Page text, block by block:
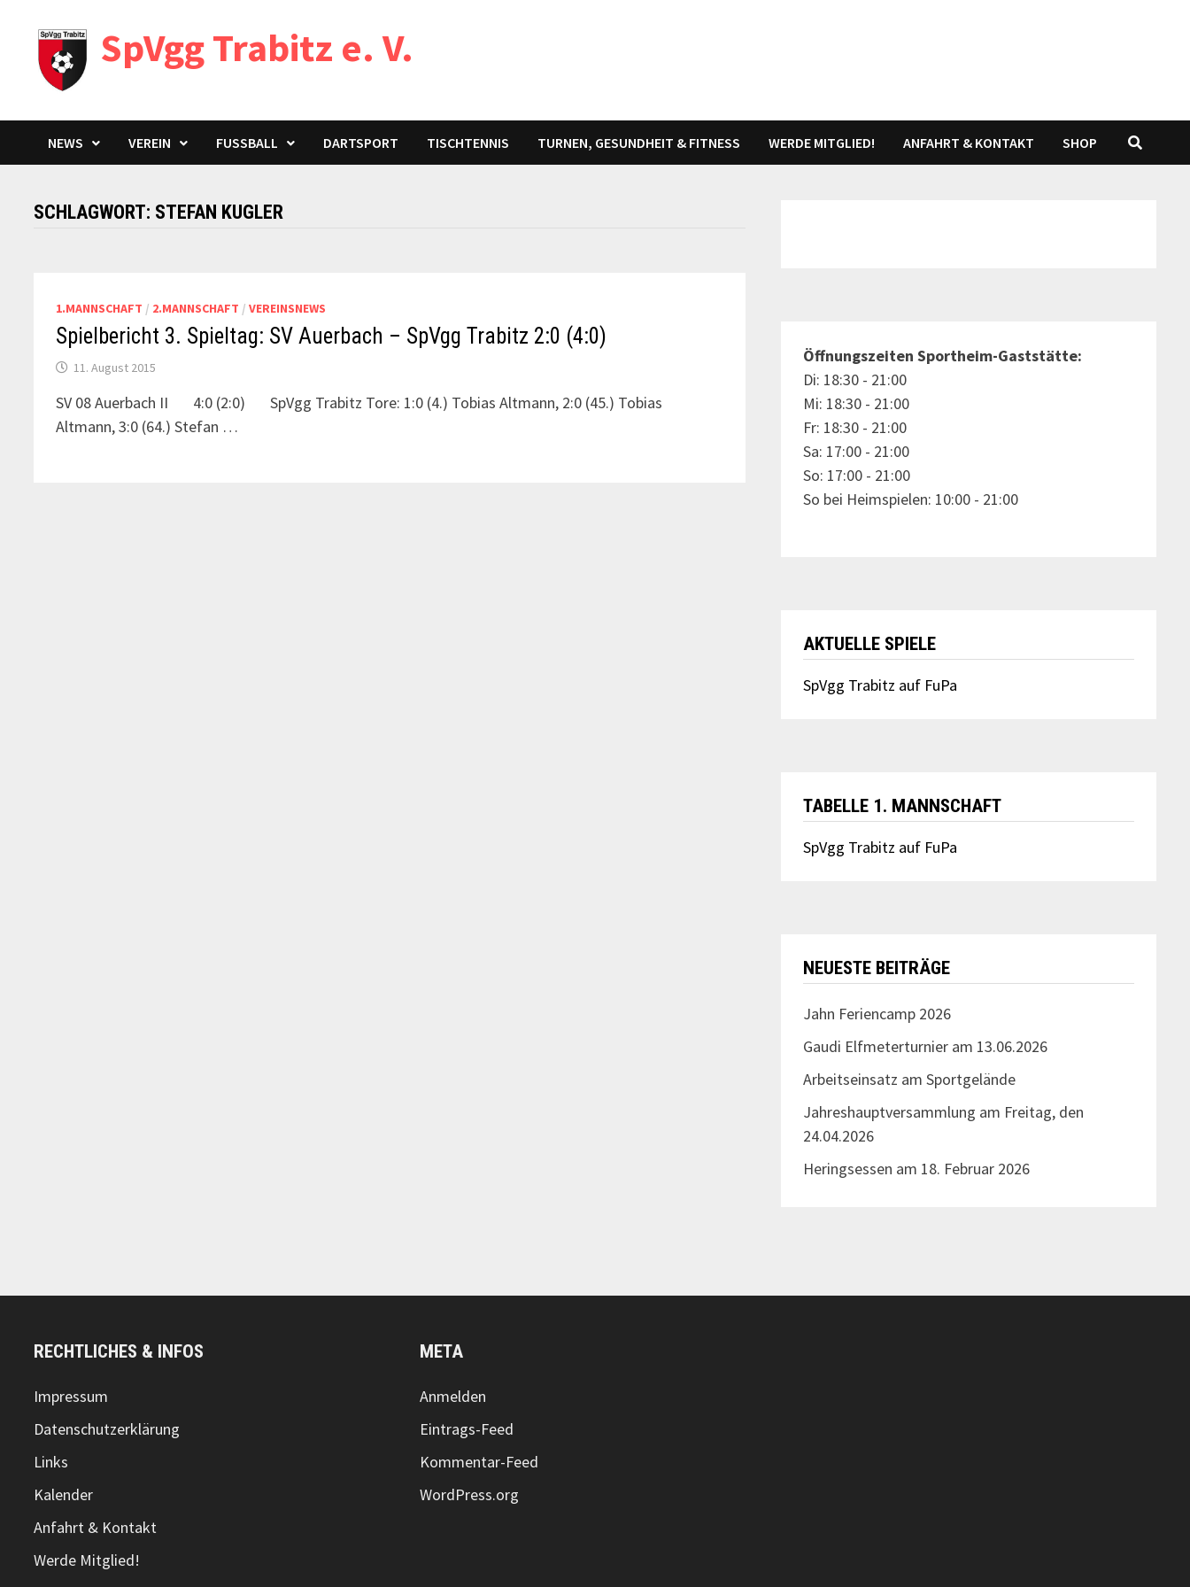
springen
SpVgg Trabitz e. V.
NEWS VEREIN FUSSBALL DARTSPORT TISCHTENNIS TURNEN, GESUNDHEIT & FITNESS WERDE MITGLIED! ANFAHRT & KONTAKT SHOP
SCHLAGWORT: STEFAN KUGLER
1.MANNSCHAFT / 2.MANNSCHAFT /VEREINSNEWS
Spielbericht 3. Spieltag: SV Auerbach – SpVgg Trabitz 2:0 (4:0)
11. August 2015
SV 08 Auerbach II 4:0 (2:0) SpVgg Trabitz Tore: 1:0 (4.) Tobias Altmann, 2:0 (45.) Tobias
Altmann, 3:0 (64.) Stefan …
Öffnungszeiten Sportheim-Gaststätte:
Di: 18:30 - 21:00
Mi: 18:30 - 21:00
Fr: 18:30 - 21:00
Sa: 17:00 - 21:00
So: 17:00 - 21:00
So bei Heimspielen: 10:00 - 21:00
AKTUELLE SPIELE
SpVgg Trabitz auf FuPa
TABELLE 1. MANNSCHAFT
SpVgg Trabitz auf FuPa
NEUESTE BEITRÄGE
Jahn Feriencamp 2026
Gaudi Elfmeterturnier am 13.06.2026
Arbeitseinsatz am Sportgelände
Jahreshauptversammlung am Freitag, den
24.04.2026
Heringsessen am 18. Februar 2026
RECHTLICHES & INFOS
Impressum
Datenschutzerklärung
Links
Kalender
Anfahrt & Kontakt
Werde Mitglied!
META
Anmelden
Eintrags-Feed
Kommentar-Feed
WordPress.org